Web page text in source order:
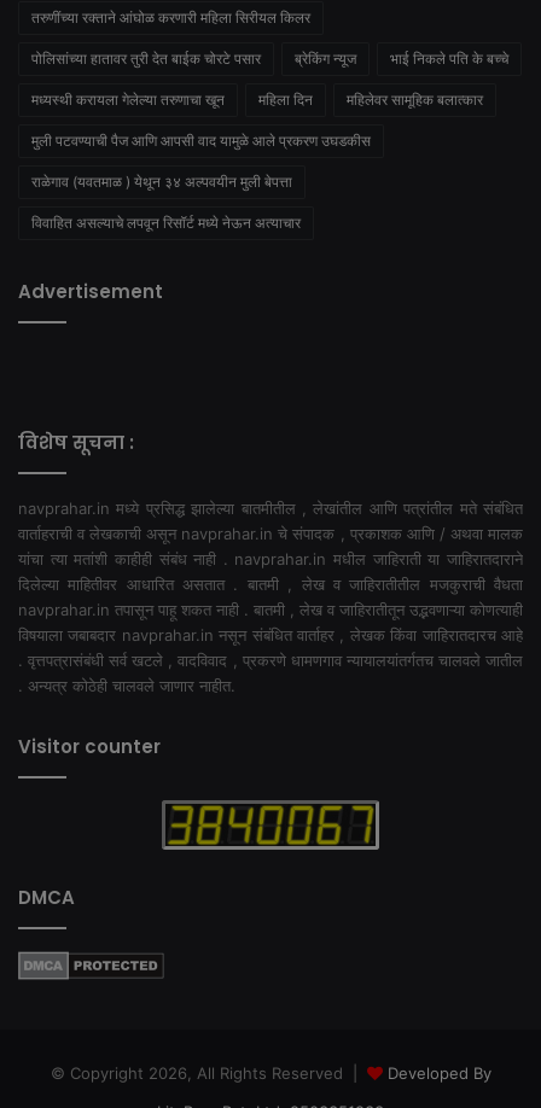
तरुणींच्या रक्ताने आंघोळ करणारी महिला सिरीयल किलर
पोलिसांच्या हातावर तुरी देत बाईक चोरटे पसार ब्रेकिंग न्यूज भाई निकले पति के बच्चे
मध्यस्थी करायला गेलेल्या तरुणाचा खून महिला दिन महिलेवर सामूहिक बलात्कार
मुली पटवण्याची पैज आणि आपसी वाद यामुळे आले प्रकरण उघडकीस
राळेगाव (यवतमाळ ) येथून ३४ अल्पवयीन मुली बेपत्ता
विवाहित असल्याचे लपवून रिसॉर्ट मध्ये नेऊन अत्याचार
Advertisement
विशेष सूचना :
navprahar.in मध्ये प्रसिद्ध झालेल्या बातमीतील , लेखांतील आणि पत्रांतील मते संबंधित
वार्ताहराची व लेखकाची असून navprahar.in चे संपादक , प्रकाशक आणि / अथवा मालक
यांचा त्या मतांशी काहीही संबंध नाही . navprahar.in मधील जाहिराती या जाहिरातदाराने
दिलेल्या माहितीवर आधारित असतात . बातमी , लेख व जाहिरातीतील मजकुराची वैधता
navprahar.in तपासून पाहू शकत नाही . बातमी , लेख व जाहिरातीतून उद्भवणाऱ्या कोणत्याही
विषयाला जबाबदार navprahar.in नसून संबंधित वार्ताहर , लेखक किंवा जाहिरातदारच आहे
. वृत्तपत्रासंबंधी सर्व खटले , वादविवाद , प्रकरणे धामणगाव न्यायालयांतर्गतच चालवले जातील
. अन्यत्र कोठेही चालवले जाणार नाहीत.
Visitor counter
DMCA
© Copyright 2026, All Rights Reserved |
Developed By